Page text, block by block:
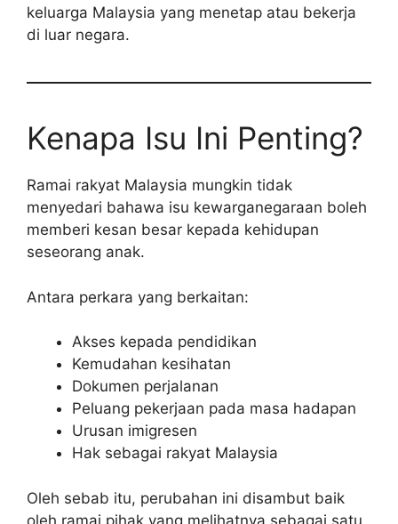
keluarga Malaysia yang menetap atau bekerja
di luar negara.
Kenapa Isu Ini Penting?
Ramai rakyat Malaysia mungkin tidak
menyedari bahawa isu kewarganegaraan boleh
memberi kesan besar kepada kehidupan
seseorang anak.
Antara perkara yang berkaitan:
Akses kepada pendidikan
Kemudahan kesihatan
Dokumen perjalanan
Peluang pekerjaan pada masa hadapan
Urusan imigresen
Hak sebagai rakyat Malaysia
Oleh sebab itu, perubahan ini disambut baik
oleh ramai pihak yang melihatnya sebagai satu